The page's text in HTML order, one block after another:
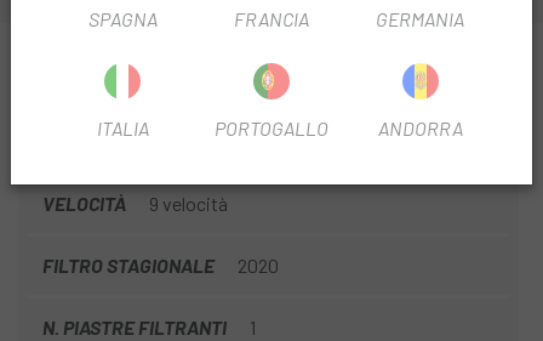
INFORMAZIONI SU PLATO STRONLIGHT CT2 4B-
SCHEDA PRODOTTO
VELOCITÀ 9 velocità
FILTRO STAGIONALE 2020
N. PIASTRE FILTRANTI 1
SPAGNA FRANCIA GERMANIA
ITALIA PORTOGALLO ANDORRA